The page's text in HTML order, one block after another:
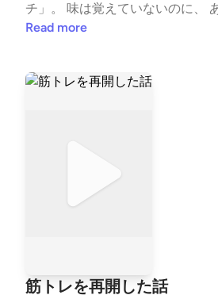
チ」。 味は覚えていないのに、 あの緊張と高揚感だ
けは、 今もはっきり残っている。 便利になった今だ
この放送にいいね・コメント・レ
Read more
筋トレを再開した話